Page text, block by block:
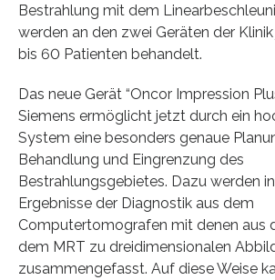
Bestrahlung mit dem
werden an den zwei Geräten der
bis 60 Patienten behandelt.
Das neue Gerät “Oncor Impression
Siemens ermöglicht jetzt durch ein
System eine besonders genaue
Behandlung und Eingrenzung des
Bestrahlungsgebietes. Dazu werden
Ergebnisse der Diagnostik aus dem
Computertomografen mit denen aus
dem MRT zu dreidimensionalen
zusammengefasst. Auf diese Weise